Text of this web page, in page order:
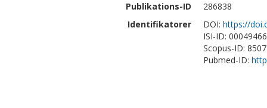
Publikations-ID
286838
Identifikatorer
DOI: https://
ISI-ID:
Scopus-ID:
Pubmed-ID: